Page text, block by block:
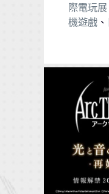
際電玩展
機遊戲 、